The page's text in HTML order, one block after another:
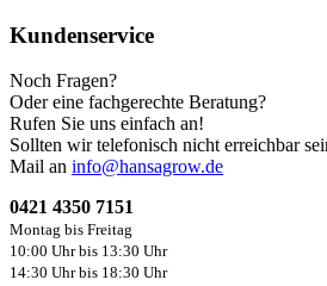
Kundenservice
Noch Fragen?
Oder eine fachgerechte Beratung?
Rufen Sie uns einfach an!
Sollten wir telefonisch nicht erreichbar
Mail an info@hansagrow.de
0421 4350 7151
Montag bis Freitag
10:00 Uhr bis 13:30 Uhr
14:30 Uhr bis 18:30 Uhr